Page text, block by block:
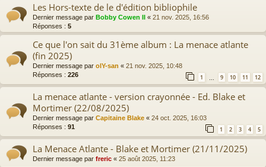
Les Hors-texte de le d'édition bibliophile
Dernier message par Bobby Cowen II « 21 nov. 2025, 16:56
Réponses : 5
Ce que l'on sait du 31ème album : La menace atlante
(fin 2025)
Dernier message par olY-san « 21 nov. 2025, 10:48
Réponses : 226 1 9 10 11 12
La menace atlante - version crayonnée - Ed. Blake et
Mortimer (22/08/2025)
Dernier message par Capitaine Blake « 24 oct. 2025, 16:03
Réponses : 91 1 2 3 4 5
La Menace Atlante - Blake et Mortimer (21/11/2025)
Dernier message par freric « 25 août 2025, 11:23